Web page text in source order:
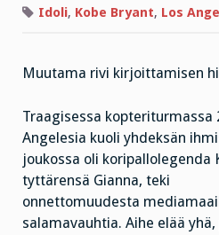
Idoli, Kobe Bryant, Los
Muutama rivi kirjoittamisen
Traagisessa kopteriturmassa
Angelesia kuoli yhdeksän
joukossa oli koripallolegenda
tyttärensä Gianna, teki
onnettomuudesta
salamavauhtia. Aihe elää